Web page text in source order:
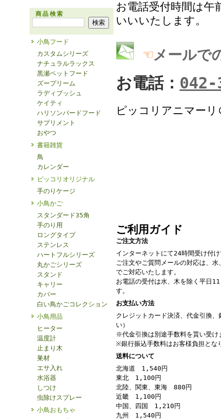
商品検索
小鳥フード
カスタムシリーズ
ナチュラルラックス
黒瀬ペットフード
ズープリーム
ラディブッシュ
ケイティ
ハリソンバードフード
サプリメント
おやつ
書籍雑貨
鳥
カレンダー
ピッコリオリジナル
手のりケージ
小鳥かご
スタンダード35角
手のり用
ロングタイプ
ステンレス
ハートフルシリーズ
丸かごシリーズ
スタンド
キャリー
カバー
白い鳥かごコレクション
小鳥用品
ヒーター
温度計
止まり木
巣材
エサ入れ
水浴器
しつけ
虫除けスプレー
小鳥おもちゃ
お電話受付時間は午
いいいたします。
☜メールで
お電話： 042-
ピッコリアニマーリ
ご利用ガイド
ご注文方法
インターネットにて24時間受け付
ご注文やご質問メールの対応は、水
でご対応いたします。
お電話の受付は水、木を除く平日
す。
お支払い方法
クレジットカード決済、代金引換、
い）
※代金引換は別途手数料を貰い受け
※銀行振込手数料はお客様負担とな
送料について
北海道 1,540円
東北 1,100円
北陸、関東、東海 880円
近畿 1,100円
中国、四国 1,210円
九州 1,540円